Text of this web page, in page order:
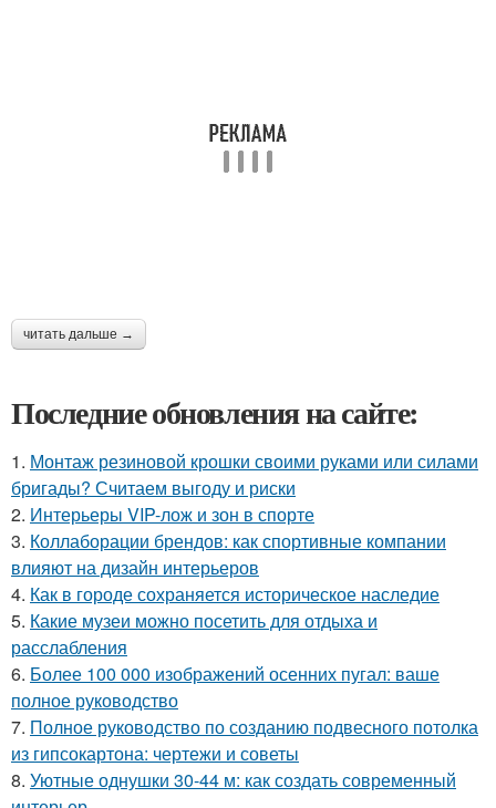
читать дальше →
Последние обновления на сайте:
1. Монтаж резиновой крошки своими руками или силами
бригады? Считаем выгоду и риски
2. Интерьеры VIP-лож и зон в спорте
3. Коллаборации брендов: как спортивные компании
влияют на дизайн интерьеров
4. Как в городе сохраняется историческое наследие
5. Какие музеи можно посетить для отдыха и
расслабления
6. Более 100 000 изображений осенних пугал: ваше
полное руководство
7. Полное руководство по созданию подвесного потолка
из гипсокартона: чертежи и советы
8. Уютные однушки 30-44 м: как создать современный